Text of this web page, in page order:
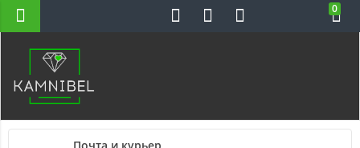
ВС 10-22
0
Почта и курьер